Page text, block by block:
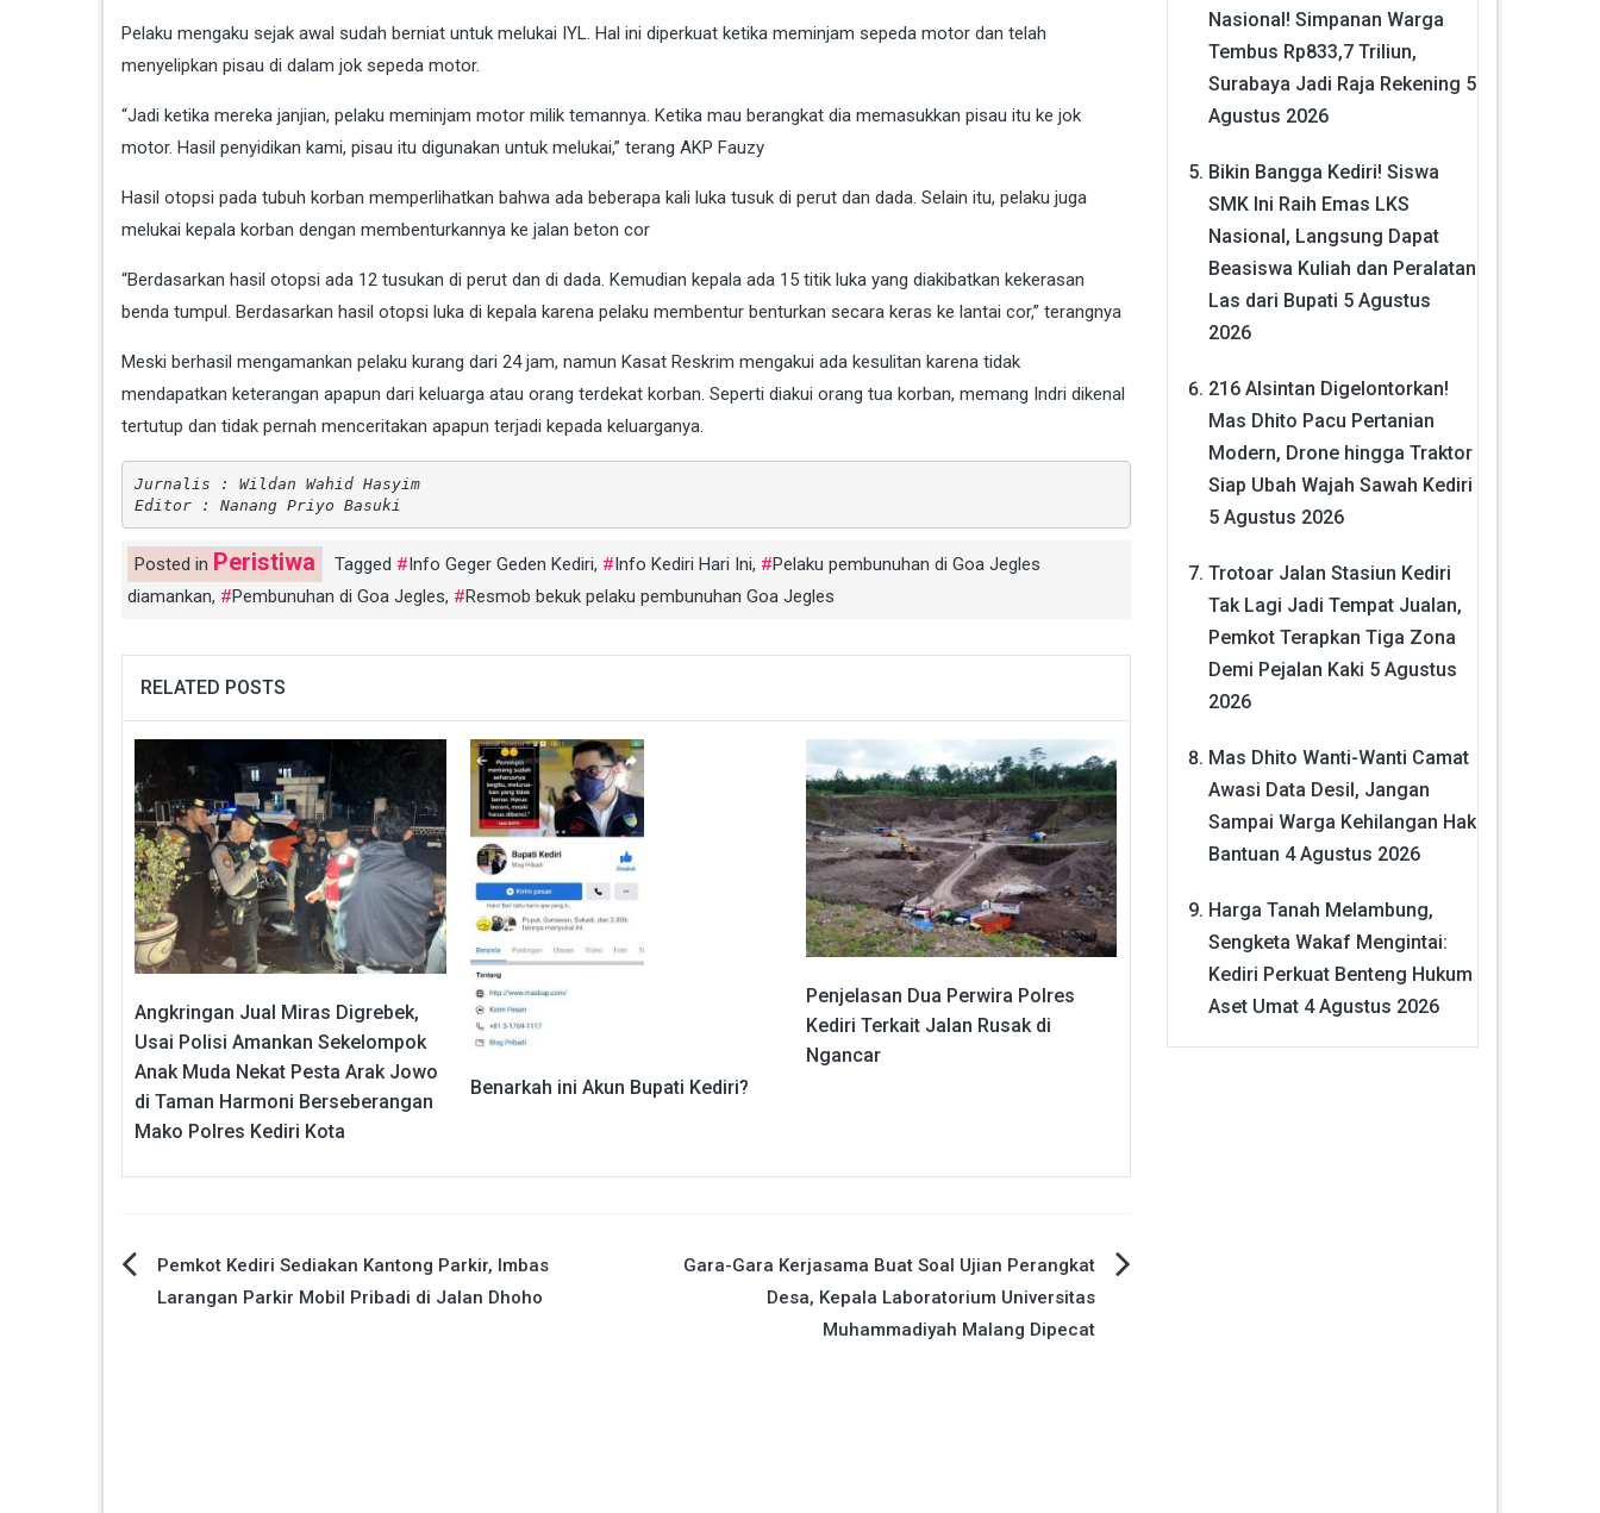
Pelaku mengaku sejak awal sudah berniat untuk melukai IYL. Hal ini diperkuat ketika meminjam sepeda motor dan telah
menyelipkan pisau di dalam jok sepeda motor.
“Jadi ketika mereka janjian, pelaku meminjam motor milik temannya. Ketika mau berangkat dia memasukkan pisau itu ke jok
motor. Hasil penyidikan kami, pisau itu digunakan untuk melukai,” terang AKP Fauzy
Hasil otopsi pada tubuh korban memperlihatkan bahwa ada beberapa kali luka tusuk di perut dan dada. Selain itu, pelaku juga
melukai kepala korban dengan membenturkannya ke jalan beton cor
“Berdasarkan hasil otopsi ada 12 tusukan di perut dan di dada. Kemudian kepala ada 15 titik luka yang diakibatkan kekerasan
benda tumpul. Berdasarkan hasil otopsi luka di kepala karena pelaku membentur benturkan secara keras ke lantai cor,” terangnya
Meski berhasil mengamankan pelaku kurang dari 24 jam, namun Kasat Reskrim mengakui ada kesulitan karena tidak
mendapatkan keterangan apapun dari keluarga atau orang terdekat korban. Seperti diakui orang tua korban, memang Indri dikenal
tertutup dan tidak pernah menceritakan apapun terjadi kepada keluarganya.
Jurnalis : Wildan Wahid Hasyim
Editor : Nanang Priyo Basuki
Posted in Peristiwa Tagged Info Geger Geden Kediri, Info Kediri Hari Ini,
Pelaku pembunuhan di Goa Jegles
diamankan, Pembunuhan di Goa Jegles, Resmob bekuk pelaku pembunuhan Goa Jegles
RELATED POSTS
Angkringan Jual Miras Digrebek,
Usai Polisi Amankan Sekelompok
Anak Muda Nekat Pesta Arak Jowo
di Taman Harmoni Berseberangan
Mako Polres Kediri Kota
Benarkah ini Akun Bupati Kediri?
Penjelasan Dua Perwira Polres
Kediri Terkait Jalan Rusak di
Ngancar
Navigasi
Pemkot Kediri Sediakan Kantong Parkir, Imbas
Larangan Parkir Mobil Pribadi di Jalan Dhoho
Gara-Gara Kerjasama Buat Soal Ujian Perangkat
Desa, Kepala Laboratorium Universitas
Muhammadiyah Malang Dipecat
Nasional! Simpanan Warga
Tembus Rp833,7 Triliun,
Surabaya Jadi Raja Rekening 5
Agustus 2026
Bikin Bangga Kediri! Siswa
SMK Ini Raih Emas LKS
Nasional, Langsung Dapat
Beasiswa Kuliah dan Peralatan
Las dari Bupati 5 Agustus
2026
216 Alsintan Digelontorkan!
Mas Dhito Pacu Pertanian
Modern, Drone hingga Traktor
Siap Ubah Wajah Sawah Kediri
5 Agustus 2026
Trotoar Jalan Stasiun Kediri
Tak Lagi Jadi Tempat Jualan,
Pemkot Terapkan Tiga Zona
Demi Pejalan Kaki 5 Agustus
2026
Mas Dhito Wanti-Wanti Camat
Awasi Data Desil, Jangan
Sampai Warga Kehilangan Hak
Bantuan 4 Agustus 2026
Harga Tanah Melambung,
Sengketa Wakaf Mengintai:
Kediri Perkuat Benteng Hukum
Aset Umat 4 Agustus 2026